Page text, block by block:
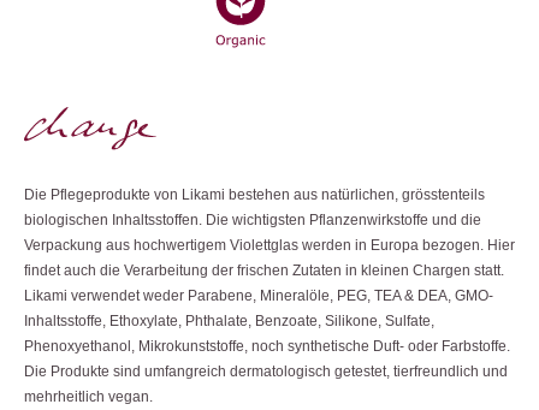
Die Pflegeprodukte von Likami bestehen aus natürlichen, grösstenteils
biologischen Inhaltsstoffen. Die wichtigsten Pflanzenwirkstoffe und die
Verpackung aus hochwertigem Violettglas werden in Europa bezogen. Hier
findet auch die Verarbeitung der frischen Zutaten in kleinen Chargen statt.
Likami verwendet weder Parabene, Mineralöle, PEG, TEA & DEA, GMO-
Inhaltsstoffe, Ethoxylate, Phthalate, Benzoate, Silikone, Sulfate,
Phenoxyethanol, Mikrokunststoffe, noch synthetische Duft- oder Farbstoffe.
Die Produkte sind umfangreich dermatologisch getestet, tierfreundlich und
mehrheitlich vegan.